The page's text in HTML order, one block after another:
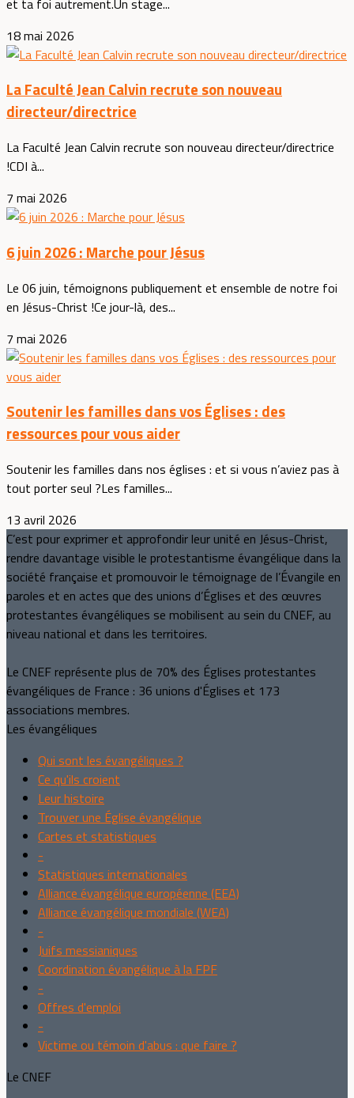
18 mai 2026
La Faculté Jean Calvin recrute son nouveau
directeur/directrice
La Faculté Jean Calvin recrute son nouveau directeur/directrice
!CDI à...
7 mai 2026
6 juin 2026 : Marche pour Jésus
Le 06 juin, témoignons publiquement et ensemble de notre foi
en Jésus-Christ !Ce jour-là, des...
7 mai 2026
Soutenir les familles dans vos Églises : des
ressources pour vous aider
Soutenir les familles dans nos églises : et si vous n’aviez pas à
tout porter seul ?Les familles...
13 avril 2026
C’est pour exprimer et approfondir leur unité en Jésus-Christ,
rendre davantage visible le protestantisme évangélique dans la
société française et promouvoir le témoignage de l’Évangile en
paroles et en actes que des unions d’Églises et des œuvres
protestantes évangéliques se mobilisent au sein du CNEF, au
niveau national et dans les territoires.
Le CNEF représente plus de 70% des Églises protestantes
évangéliques de France : 36 unions d'Églises et 173
associations membres.
Les évangéliques
Qui sont les évangéliques ?
Ce qu'ils croient
Leur histoire
Trouver une Église évangélique
Cartes et statistiques
-
Statistiques internationales
Alliance évangélique européenne (EEA)
Alliance évangélique mondiale (WEA)
-
Juifs messianiques
Coordination évangélique à la FPF
-
Offres d'emploi
-
Victime ou témoin d'abus : que faire ?
Le CNEF